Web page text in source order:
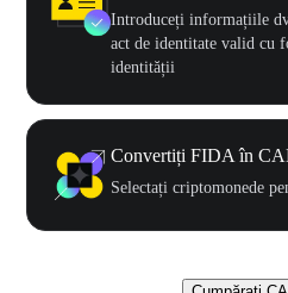
Introduceți informațiile
act de identitate valid cu
identității
Convertiți FIDA în
Selectați criptomonede